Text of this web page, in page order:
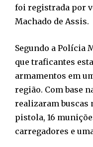
foi registrada por
Machado de Assis.
Segundo a Polícia
que traficantes
armamentos em
região. Com base
realizaram buscas
pistola, 16
carregadores e